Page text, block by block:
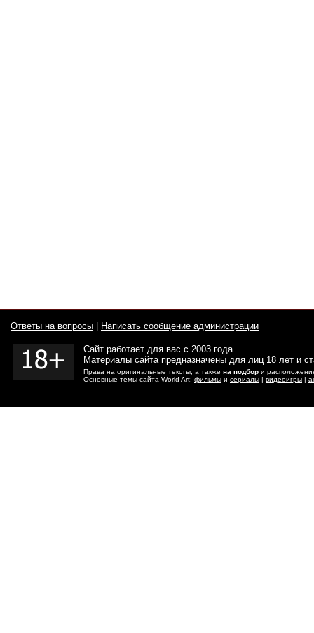
Ответы на вопросы Написать сообщение администрации
Сайт работает для вас с 2003 года.
Материалы сайта предназначены для лиц 18 лет и
Права на оригинальные тексты, а также на подбор и
Основные темы сайта World Art: фильмы и сериалы | видеоигры |